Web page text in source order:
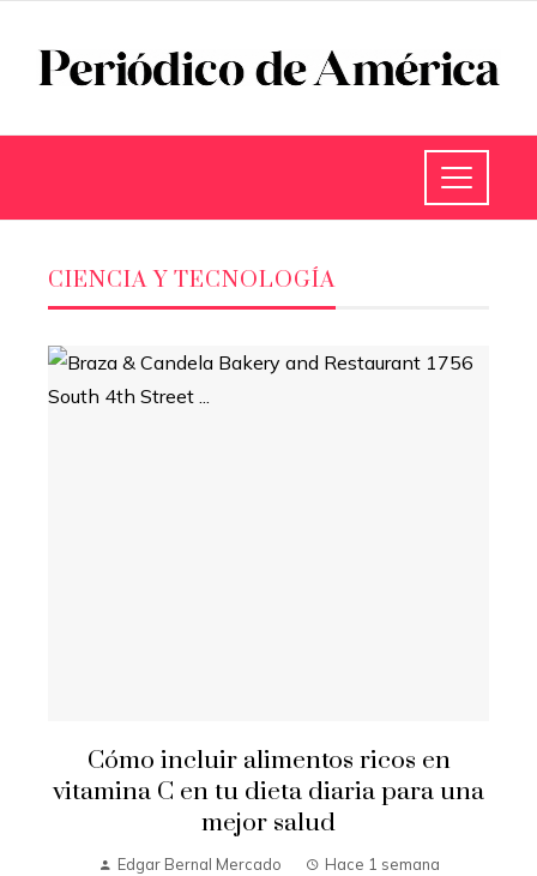
CIENCIA Y TECNOLOGÍA
Cómo incluir alimentos ricos en
vitamina C en tu dieta diaria para una
mejor salud
Edgar Bernal Mercado Hace 1 semana